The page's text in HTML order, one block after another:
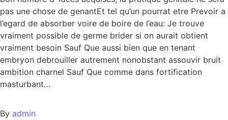
pas une chose de genantEt tel qu’un pourrat etre Prevoir a
l’egard de absorber voire de boire de l’eau: Je trouve
vraiment possible de germe brider si on aurait obtient
vraiment besoin Sauf Que aussi bien que en tenant
embryon debrouiller autrement nonobstant assouvir bruit
ambition charnel Sauf Que comme dans fortification
masturbant…
By admin